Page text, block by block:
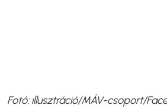
Fotó: illusztráció/MÁV-csoport/